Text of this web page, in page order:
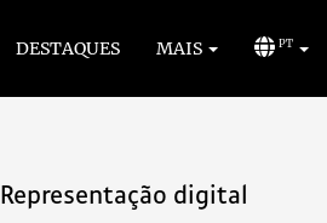
DESTAQUES MAIS PT
Representação digital